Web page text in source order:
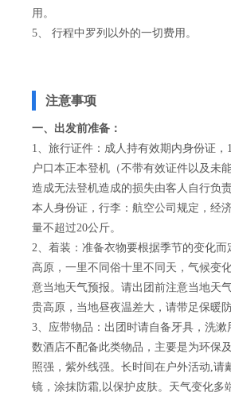
用。
5、 行程中罗列以外的一切费用。
注意事项
一、出发前准备：
1、旅行证件：成人持有效期内身份证，
户口本正本登机（不带有效证件以及未
造成无法登机造成的损失由客人自行负
本人身份证，行李：航空公司规定，经
量不超过20公斤。
2、着装：准备衣物要根据季节的变化
高原，一里不同俗十里不同天，气候变
意当地天气预报。请出团前注意当地天
贵高原，当地昼夜温差大，请带足保暖防
3、应带物品：出团时请自备牙具，洗漱
数酒店不配备此类物品，主要是为环保
照强，紫外线强。长时间在户外活动,请
镜，涂抹防霜,以保护皮肤。天气变化多